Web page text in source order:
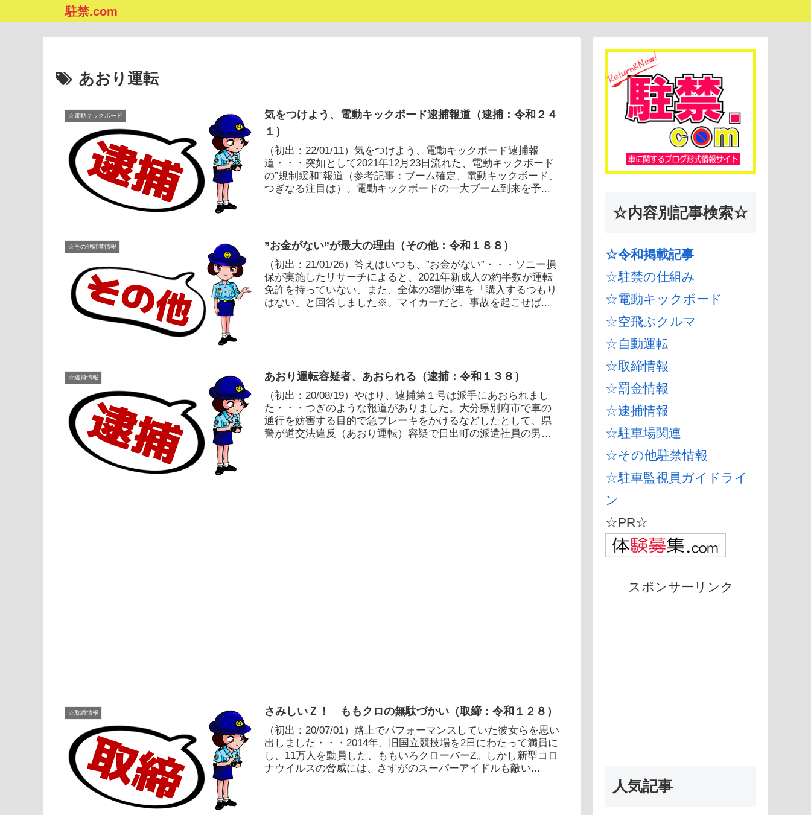
駐禁.com
あおり運転
☆電動キックボード
気をつけよう、電動キックボード逮捕報道（逮捕：令和２４
１）
（初出：22/01/11）気をつけよう、電動キックボード逮捕報
道・・・突如として2021年12月23日流れた、電動キックボード
の”規制緩和”報道（参考記事：ブーム確定、電動キックボード、
つぎなる注目は）。電動キックボードの一大ブーム到来を予...
☆その他駐禁情報 ”お金がない”が最大の理由（その他：令和１８８）
（初出：21/01/26）答えはいつも、”お金がない”・・・ソニー損
保が実施したリサーチによると、2021年新成人の約半数が運転
免許を持っていない、また、全体の3割が車を「購入するつもり
はない」と回答しました※。マイカーだと、事故を起こせば...
☆逮捕情報 あおり運転容疑者、あおられる（逮捕：令和１３８）
（初出：20/08/19）やはり、逮捕第１号は派手にあおられまし
た・・・つぎのような報道がありました。大分県別府市で車の
通行を妨害する目的で急ブレーキをかけるなどしたとして、県
警が道交法違反（あおり運転）容疑で日出町の派遣社員の男
☆取締情報 さみしいＺ！ ももクロの無駄づかい（取締：令和１２８）
（初出：20/07/01）路上でパフォーマンスしていた彼女らを思い
出しました・・・2014年、旧国立競技場を2日にわたって満員に
し、11万人を動員した、ももいろクローバーZ。しかし新型コロ
ナウイルスの脅威には、さすがのスーパーアイドルも敵い...
☆内容別記事検索☆
☆令和掲載記事
☆駐禁の仕組み
☆電動キックボード
☆空飛ぶクルマ
☆自動運転
☆取締情報
☆罰金情報
☆逮捕情報
☆駐車場関連
☆その他駐禁情報
☆駐車監視員ガイドライ
ン
☆PR☆
スポンサーリンク
人気記事